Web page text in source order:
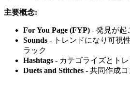
主要概念:
For You Page (FYP) - 発見が起
Sounds - トレンドになり可視
ラック
Hashtags - カテゴライズとト
Duets and Stitches - 共同作成